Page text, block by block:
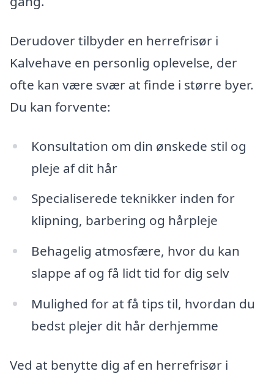
Derudover tilbyder en herrefrisør i
Kalvehave en personlig oplevelse, der
ofte kan være svær at finde i større byer.
Du kan forvente:
Konsultation om din ønskede stil og
pleje af dit hår
Specialiserede teknikker inden for
klipning, barbering og hårpleje
Behagelig atmosfære, hvor du kan
slappe af og få lidt tid for dig selv
Mulighed for at få tips til, hvordan du
bedst plejer dit hår derhjemme
Ved at benytte dig af en herrefrisør i